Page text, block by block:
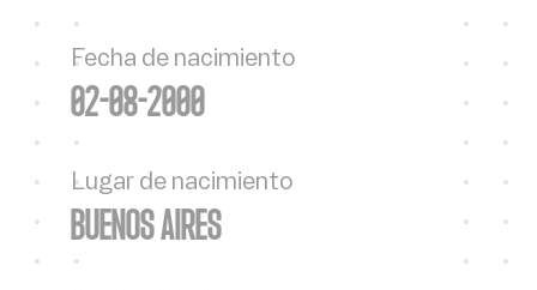
Fecha de nacimiento
02-08-2000
Lugar de nacimiento
BUENOS AIRES